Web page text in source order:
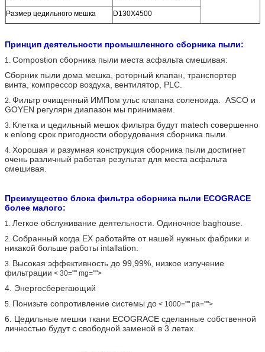
Размер цедильного мешка D130X4500
Размер клапана ИМПа ульс 2,5 дюйма
Принцип деятельности промышленного сборника пыли:
1. Compostion сборника пыли места асфальта смешивая:
Сборник пыли дома мешка, роторный клапан, транспортер
винта, компрессор воздуха, вентилятор, PLC.
2. Фильтр очищенный ИМПом ульс клапана соленоида. ASCO и
GOYEN регулярн диапазон мы принимаем.
3. Клетка и цедильный мешок фильтра будут matech совершенно
к enlong срок пригодности оборудования сборника пыли.
4. Хорошая и разумная конструкция сборника пыли достигнет
очень различный работая результат для места асфальта
смешивая.
Преимущество блока фильтра сборника пыли ECOGRACE
более малого:
1. Легкое обслуживание деятельности. Одиночное baghouse.
2. Собранный когда EX работайте от нашей нужных фабрики и
никакой больше работы intallation.
3. Высокая эффективность до 99,99%, низкое излучение
фильтрации < 30="" mg="">
4. Энергосберегающий
5. Понизьте сопротивление системы до < 1000="" pa="">
6. Цедильные мешки ткани ECOGRACE сделанные собственной
личностью будут с свободной заменой в 3 летах.